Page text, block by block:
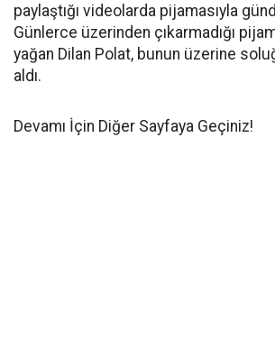
paylaştığı videolarda pijamasıyla
Günlerce üzerinden çıkarmadığı
yağan Dilan Polat, bunun üzerine
aldı.
Devamı İçin Diğer Sayfaya Geçiniz!